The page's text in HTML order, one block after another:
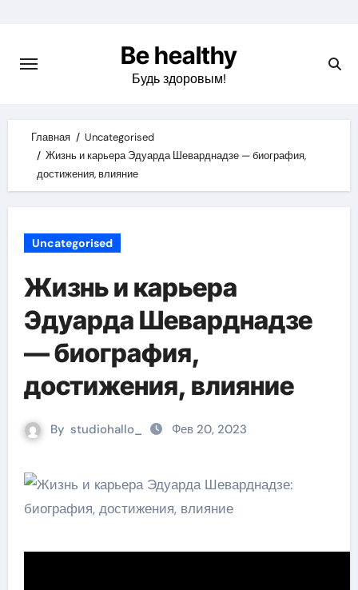
content
Be healthy
Будь здоровым!
Главная
Uncategorised
Жизнь и карьера Эдуарда Шеварднадзе — биография,
достижения, влияние
Uncategorised
Жизнь и карьера
Эдуарда Шеварднадзе
— биография,
достижения, влияние
By studiohallo_ Фев 20, 2023